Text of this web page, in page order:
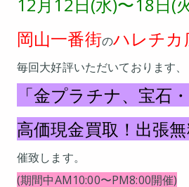
岡山一番街のハレチカ
毎回大好評いただいております、
「金プラチナ、宝石
高価現金買取！出張無
催致します。
(期間中AM10:00〜PM8:00開催)